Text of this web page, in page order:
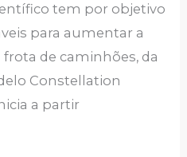
tem por objetivo
para aumentar a
de caminhões, da
Constellation
a partir